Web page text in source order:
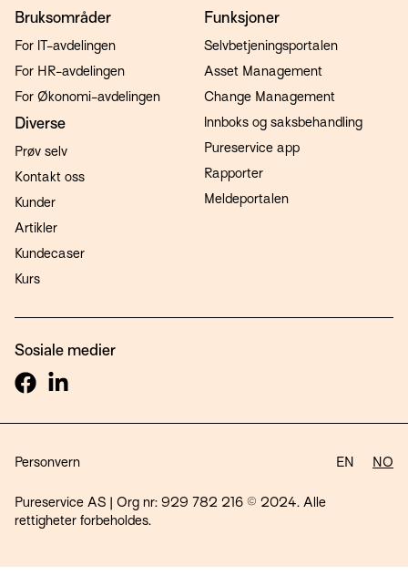
Bruksområder
For IT-avdelingen
For HR-avdelingen
For Økonomi-avdelingen
Funksjoner
Selvbetjeningsportalen
Asset Management
Change Management
Innboks og saksbehandling
Pureservice app
Rapporter
Meldeportalen
Diverse
Prøv selv
Kontakt oss
Kunder
Artikler
Kundecaser
Kurs
Sosiale medier
Pureservice AS | Org nr: 929 782 216 © 2024. Alle
rettigheter forbeholdes.
Personvern EN NO